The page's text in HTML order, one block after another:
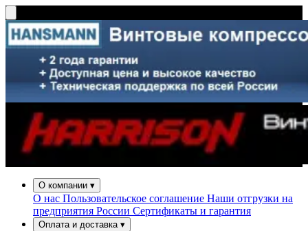
О компании ▾
О нас Пользовательское соглашение Наши отгрузки на
предприятия России Сертификаты и гарантия
Оплата и доставка ▾